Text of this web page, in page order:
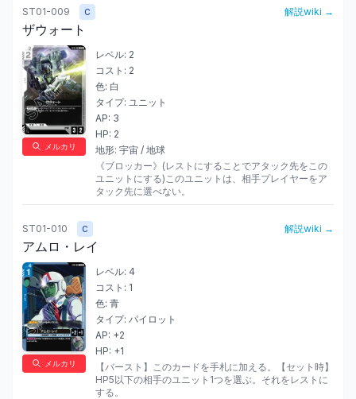
ST01-009 C 解説wiki →
ザウォート
メルカリ
レベル: 2
コスト: 2
色: 白
タイプ: ユニット
AP: 3
HP: 2
地形: 宇宙 / 地球
《ブロッカー》(レストにすることでアタック先をこの
ユニットにする)このユニットは、相手プレイヤーをア
タック先に選べない。
ST01-010 C 解説wiki →
アムロ・レイ
メルカリ
レベル: 4
コスト: 1
色: 青
タイプ: パイロット
AP: +2
HP: +1
【バースト】このカードを手札に加える。【セット時】
HP5以下の相手のユニット1つを選ぶ。それをレストに
する。